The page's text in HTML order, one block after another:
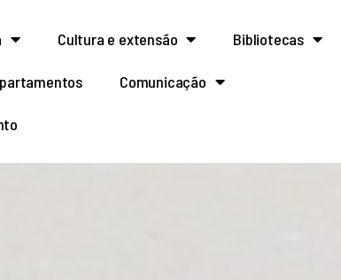
Cultura e extensão Bibliotecas
Comunicação